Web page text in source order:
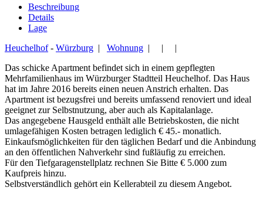
Beschreibung
Details
Lage
Heuchelhof- Würzburg | Wohnung | | |
Das schicke Apartment befindet sich in einem gepflegten
Mehrfamilienhaus im Würzburger Stadtteil Heuchelhof. Das Haus
hat im Jahre 2016 bereits einen neuen Anstrich erhalten. Das
Apartment ist bezugsfrei und bereits umfassend renoviert und ideal
geeignet zur Selbstnutzung, aber auch als Kapitalanlage.
Das angegebene Hausgeld enthält alle Betriebskosten, die nicht
umlagefähigen Kosten betragen lediglich € 45.- monatlich.
Einkaufsmöglichkeiten für den täglichen Bedarf und die Anbindung
an den öffentlichen Nahverkehr sind fußläufig zu erreichen.
Für den Tiefgaragenstellplatz rechnen Sie Bitte € 5.000 zum
Kaufpreis hinzu.
Selbstverständlich gehört ein Kellerabteil zu diesem Angebot.